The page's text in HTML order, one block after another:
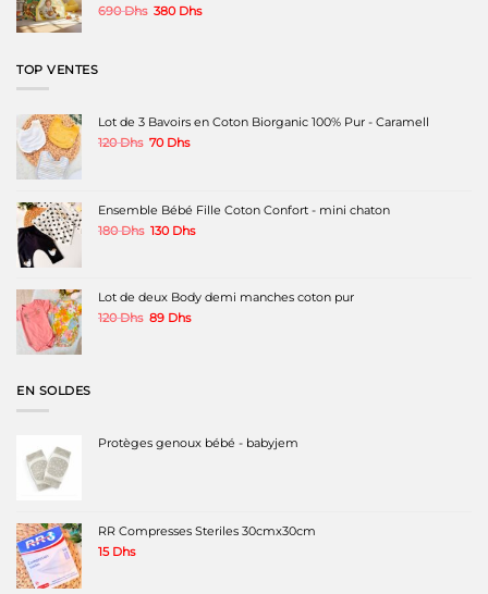
690Dhs Le
380 DhsLe
TOP VENTES
Lot de 3 Bavoirs en Coton Biorganic 100% Pur - Caramell
120Dhs Le
120 Dhs.
70 DhsLe
70 Dhs.
Ensemble Bébé Fille Coton Confort - mini chaton
180Dhs Le
180 Dhs.
130 DhsLe
130 Dhs.
Lot de deux Body demi manches coton pur
120Dhs Le
89 DhsLe
EN SOLDES
Protèges genoux bébé - babyjem
RR Compresses Steriles 30cmx30cm
15 Dhs